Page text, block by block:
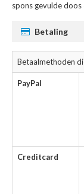
spons gevulde doos
Betaling
Betaalmethoden
PayPal
Creditcard